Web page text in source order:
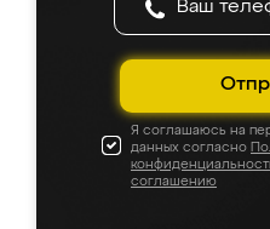
Я соглашаюсь на
данных согласно
соглашению